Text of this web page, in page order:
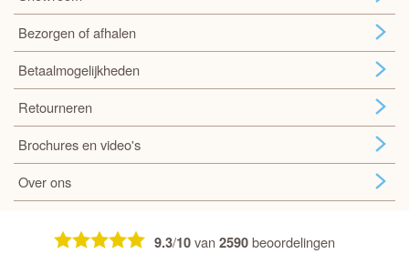
Bezorgen of afhalen
Betaalmogelijkheden
Retourneren
Brochures en video's
Over ons
9.3/10van2590beoordelingen